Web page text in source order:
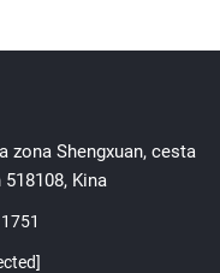
zona Shengxuan, cesta
518108, Kina